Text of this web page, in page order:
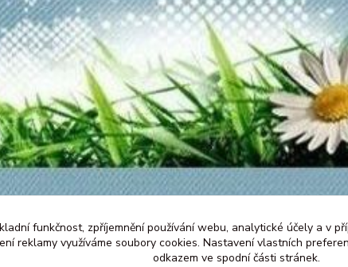
funkčnost, zpříjemnění používání webu, analytické účely a v
reklamy využíváme soubory cookies. Nastavení vlastních
odkazem ve spodní části stránek.